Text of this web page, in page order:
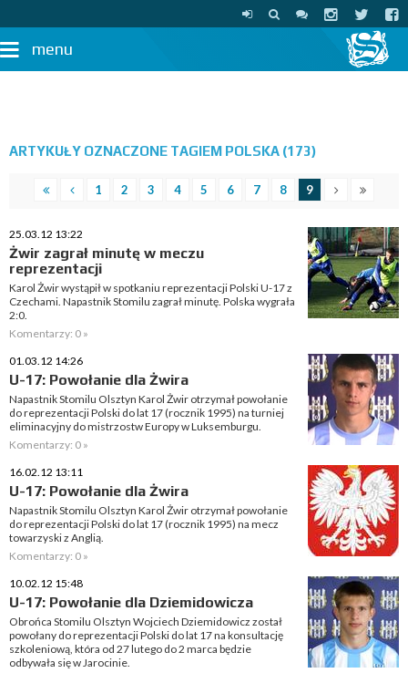
menu
ARTYKUŁY OZNACZONE TAGIEM POLSKA (173)
1 2 3 4 5 6 7 8 9
25.03.12 13:22
Żwir zagrał minutę w meczu
reprezentacji
Karol Żwir wystąpił w spotkaniu reprezentacji Polski U-17 z
Czechami. Napastnik Stomilu zagrał minutę. Polska wygrała
2:0.
Komentarzy: 0 »
01.03.12 14:26
U-17: Powołanie dla Żwira
Napastnik Stomilu Olsztyn Karol Żwir otrzymał powołanie
do reprezentacji Polski do lat 17 (rocznik 1995) na turniej
eliminacyjny do mistrzostw Europy w Luksemburgu.
Komentarzy: 0 »
16.02.12 13:11
U-17: Powołanie dla Żwira
Napastnik Stomilu Olsztyn Karol Żwir otrzymał powołanie
do reprezentacji Polski do lat 17 (rocznik 1995) na mecz
towarzyski z Anglią.
Komentarzy: 0 »
10.02.12 15:48
U-17: Powołanie dla Dziemidowicza
Obrońca Stomilu Olsztyn Wojciech Dziemidowicz został
powołany do reprezentacji Polski do lat 17 na konsultację
szkoleniową, która od 27 lutego do 2 marca będzie
odbywała się w Jarocinie.